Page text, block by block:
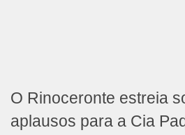
O Rinoceronte estreia
aplausos para a Cia